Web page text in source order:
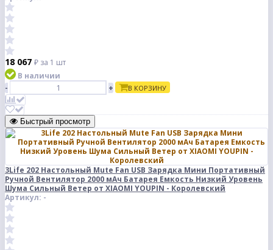
18 067 ₽ за 1 шт
В наличии
-
+ В КОРЗИНУ
Быстрый просмотр
3Life 202 Настольный Mute Fan USB Зарядка Мини Портативный
Ручной Вентилятор 2000 мАч Батарея Емкость Низкий Уровень
Шума Сильный Ветер от XIAOMI YOUPIN - Королевский
Артикул: -